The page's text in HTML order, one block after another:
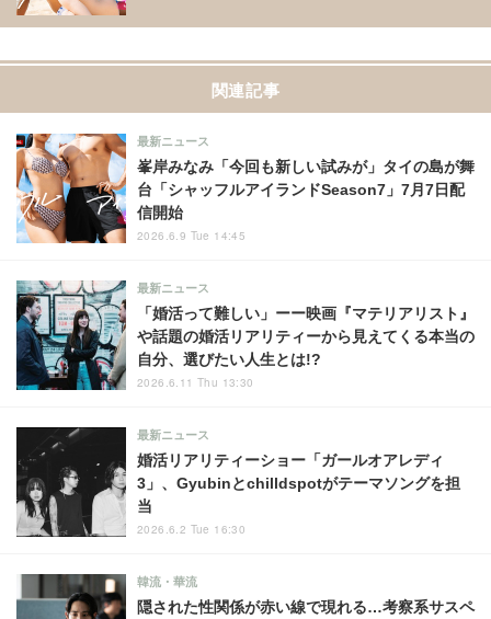
関連記事
峯岸みなみ「今回も新しい試みが」タイの島が舞
台「シャッフルアイランドSeason7」7月7日配
信開始
最新ニュース
2026.6.9 Tue 14:45
「婚活って難しい」ーー映画『マテリアリスト』
や話題の婚活リアリティーから見えてくる本当の
自分、選びたい人生とは!?
最新ニュース
2026.6.11 Thu 13:30
婚活リアリティーショー「ガールオアレディ
3」、Gyubinとchilldspotがテーマソングを担
当
最新ニュース
2026.6.2 Tue 16:30
隠された性関係が赤い線で現れる…考察系サスペ
韓流・華流